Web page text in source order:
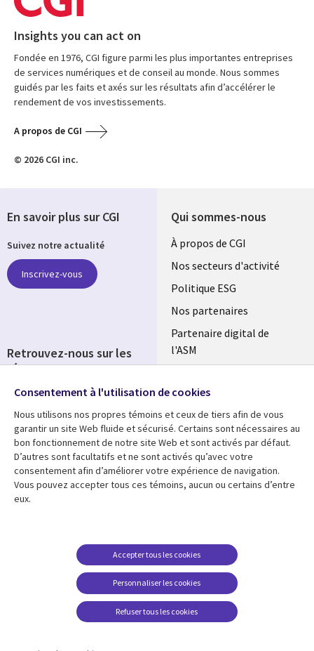
Insights you can act on
Fondée en 1976, CGI figure parmi les plus importantes entreprises
de services numériques et de conseil au monde. Nous sommes
guidés par les faits et axés sur les résultats afin d’accélérer le
rendement de vos investissements.
A propos de CGI
© 2026 CGI inc.
Qui sommes-nous
Useful
links
FRANCE
À propos de CGI
Nos secteurs d'activité
Politique ESG
Nos partenaires
Partenaire digital de
l'ASM
Fusions
Ressources
Library
Links
Articles
Blog
Support
Legal
Accessibilité
conditions juridiques
FAQ Carrières
Centre de gestion des
témoins
En savoir plus sur CGI
Suivez notre actualité
Inscrivez-vous
Retrouvez-nous sur les
réseaux
Social
Media
FRANCE
Consentement à l'utilisation de cookies
Nous utilisons nos propres témoins et ceux de tiers afin de vous
garantir un site Web fluide et sécurisé. Certains sont nécessaires au
bon fonctionnement de notre site Web et sont activés par défaut.
D’autres sont facultatifs et ne sont activés qu’avec votre
consentement afin d’améliorer votre expérience de navigation.
Vous pouvez accepter tous ces témoins, aucun ou certains d’entre
eux.
Personnaliser les cookies
Accepter tous les cookies
Refuser tous les cookies